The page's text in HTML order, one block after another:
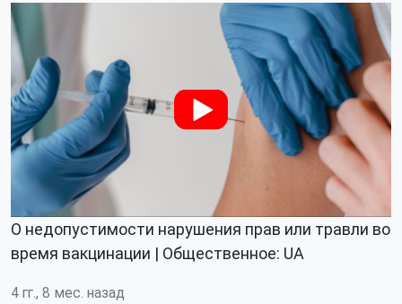
О недопустимости нарушения прав или травли во
время вакцинации | Общественное: UA
4 гг., 8 мес. назад